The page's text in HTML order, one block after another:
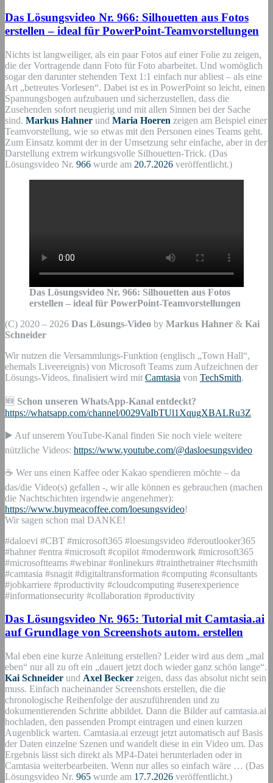
Das Lösungsvideo Nr. 966: Silhouetten aus Fotos
erstellen – ideal für PowerPoint-Teamvorstellungen
Nichts ist langweiliger, als ein paar Fotos auf einer Folie zu zeigen,
die der Vortragende dann Foto für Foto abarbeitet. Und womöglich
sogar den darunter stehenden Text 1:1 einfach nur abliest – als eine
Art „betreutes Vorlesen“. Dabei ist es in PowerPoint so leicht, einen
Spannungsbogen aufzubauen und sicherzustellen, dass die
Zusehenden sofort neugierig und mit allen Sinnen bei der Sache
sind. Markus Hahner und Maria Hoeren zeigen am Beispiel einer
Teamvorstellung, wie so etwas mit den Personen eines Teams geht.
Zum Einsatz kommt der in der Umsetzung sehr einfache, aber in der
Darstellung extrem wirkungsvolle Silhouetten-Trick. (Das
Lösungsvideo Nr. 966 wurde am 20.7.2026 veröffentlicht.)
Das Lösungsvideo Nr. 966: Silhouetten aus Fotos
erstellen – ideal für PowerPoint-Teamvorstellungen
(C) 2020 – 2026 Das Lösungs-Video by Markus Hahner & Kai
Schneider
Wir nutzen die Versammlungs-Funktion (englisch „Town Hall“,
ehemals Liveereignis) von Microsoft Teams zum Aufzeichnen der
Lösungs-Videos, finalisiert wird mit Camtasia von TechSmith.
🆕 Schon unseren WhatsApp-Kanal entdeckt?
https://whatsapp.com/channel/0029VaIbTUl1XqugXBALRu3Z
▶️ Auf unserem YouTube-Kanal finden Sie noch viele weitere
nützliche Videos: https://www.youtube.com/@dasloesungsvideo
☕ Wer uns einen Kaffee oder Kakao spendieren möchte – da
das/die Video(s) gefallen -, wir alle können es gebrauchen (machen
die Nachtschichten irgendwie angenehmer):
https://www.buymeacoffee.com/loesungsvideo!
Wir sagen schon mal DANKE!
#daloevi #CBT #microsoft365 #loesungsvideo #deroutlooker365
#hahner #entra #microsoft #copilot #modernwork #microsoft365
#microsoftteams #webinar #onlinekurs #trainthetrainer #techsmith
#camtasia #snagit #digitaltransformation #computing #consultants
#jobkarriere #productivity #cloudcomputing #userexperience
#informationsecurity #collaboration #productivity
Das Lösungsvideo Nr. 965: Tutorial mit Camtasia.ai
auf Grundlage von Screenshots autom. erstellen
Mal eben eine kurze Anleitung erstellen? Leider wird aus dem „mal
eben“ nur all zu oft ein „dauert jetzt doch wieder ganz schön lange“.
Kai Schneider und Axel Becker zeigen, dass das absolut nicht sein
muss. Einfach nacheinander Screenshots erstellen, die die
chronologische Reihenfolge der auszuführenden und zu
dokumentierenden Schritte abbildet. Dann die Bilder auf camtasia.ai
hochladen, den passenden Prompt eintragen und einen kurzen
Augenblick warten. Camtasia.ai erzeugt jetzt automatisch auf Basis
der Daten einzelne Szenen und wandelt diese in ein Video um. Das
Ergebnis lässt sich direkt als MP4-Datei herunterladen oder in
Camtasia weiterbearbeiten. Wenn nur alles so einfach wäre … (Das
Lösungsvideo Nr. 965 wurde am 17.7.2026 veröffentlicht.)